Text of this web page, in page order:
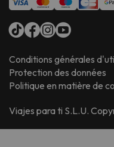
Conditions générales
Protection des données
Politique en matière de
Viajes para ti S.L.U.